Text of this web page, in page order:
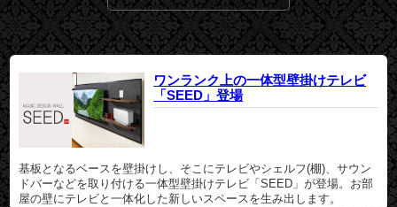
ワンランク上の一体型壁掛けテレビ
「SEED」登場
基板となるベースを壁掛けし、そこにテレビやシェルフ(棚)、サウン
ドバーなどを取り付ける一体型壁掛けテレビ「SEED」が登場。お部
屋の壁にテレビと一体化した新しいスペースを生み出します。